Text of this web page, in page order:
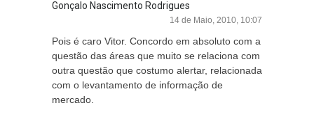
Gonçalo Nascimento Rodrigues
14 de Maio, 2010, 10:07
Pois é caro Vitor. Concordo em absoluto com a
questão das áreas que muito se relaciona com
outra questão que costumo alertar, relacionada
com o levantamento de informação de
mercado.